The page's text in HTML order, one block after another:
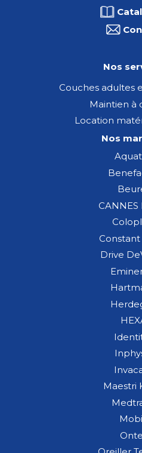
Nos
Couches adultes
Maintien à
Location
Nos
CANNES
Constant
Drive
Maestri